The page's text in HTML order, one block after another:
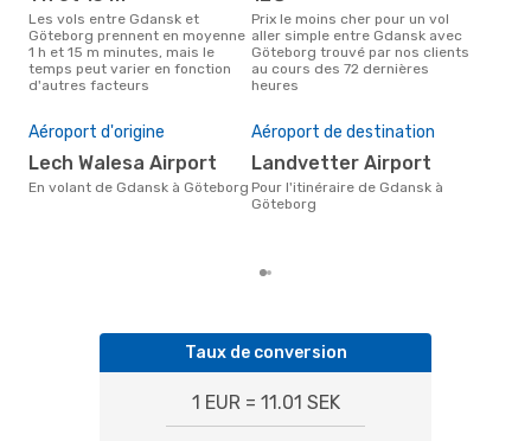
Les vols entre Gdansk et
Göteborg prennent en moyenne
1 h et 15 m minutes, mais le
temps peut varier en fonction
d'autres facteurs
Prix le moins cher pour un vol
aller simple entre Gdansk avec
Göteborg trouvé par nos clients
au cours des 72 dernières
heures
Aéroport d'origine
Lech Walesa Airport
En volant de Gdansk à Göteborg
Aéroport de destination
Landvetter Airport
Pour l'itinéraire de Gdansk à
Göteborg
Taux de conversion
1 EUR = 11.01 SEK